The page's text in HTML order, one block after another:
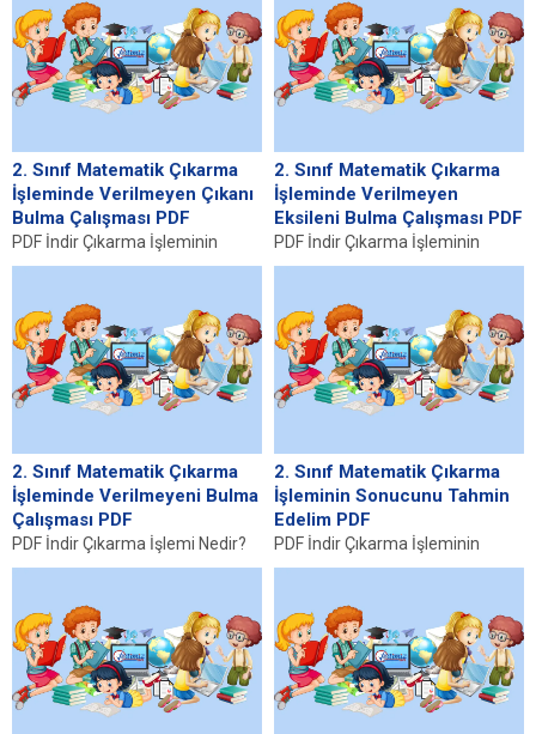
işlemleri arasında yer...
2. Sınıf Matematik Çıkarma
İşleminde Verilmeyen Çıkanı
Bulma Çalışması PDF
PDF İndir Çıkarma İşleminin
Temel Kavramları Matematikte
farkı bulma işlemidir ve...
2. Sınıf Matematik Çıkarma
İşleminde Verilmeyen
Eksileni Bulma Çalışması PDF
PDF İndir Çıkarma İşleminin
Temel Kavramları Çıkarma,
işlemlerden biridir ve 2. sınıf...
2. Sınıf Matematik Çıkarma
İşleminde Verilmeyeni Bulma
Çalışması PDF
PDF İndir Çıkarma İşlemi Nedir?
Çıkarma işlemi, matematikte
genellikle, bir...
2. Sınıf Matematik Çıkarma
İşleminin Sonucunu Tahmin
Edelim PDF
PDF İndir Çıkarma İşleminin
Temel Kavramları Çıkarma
arasındaki farkı bulma eylemini...